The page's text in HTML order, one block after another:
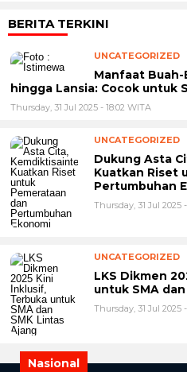
BERITA TERKINI
UNCATEGORIZED
Manfaat
hingga Lansia: Cocok untuk
Thursday, 31 Jul 2025 - 18:02 WITA
UNCATEGORIZED
Dukung Asta
Kuatkan Riset
Pertumbuhan
Thursday, 31 Jul 2025
UNCATEGORIZED
LKS Dikmen
untuk SMA
Thursday, 31 Jul 2025
Nasional